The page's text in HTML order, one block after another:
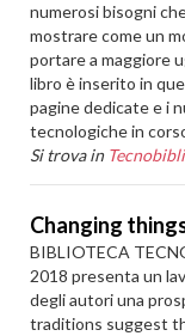
numerosi bisogni
mostrare come un
portare a maggiore
libro è inserito in
pagine dedicate e i
tecnologiche in
Si trova in
Changing
BIBLIOTECA
2018 presenta un
degli autori una
traditions suggest